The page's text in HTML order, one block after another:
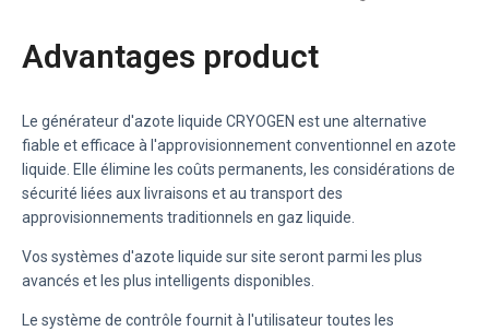
Advantages product
Le générateur d'azote liquide CRYOGEN est une alternative
fiable et efficace à l'approvisionnement conventionnel en azote
liquide. Elle élimine les coûts permanents, les considérations de
sécurité liées aux livraisons et au transport des
approvisionnements traditionnels en gaz liquide.
Vos systèmes d'azote liquide sur site seront parmi les plus
avancés et les plus intelligents disponibles.
Le système de contrôle fournit à l'utilisateur toutes les